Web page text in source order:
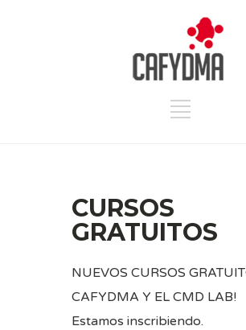
CURSOS
GRATUITOS
NUEVOS CURSOS
CAFYDMA Y EL CMD LAB!
Estamos inscribiendo.